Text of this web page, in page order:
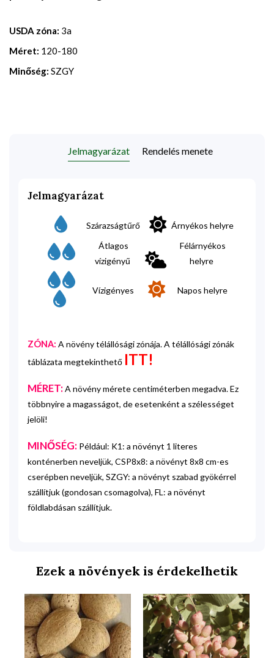
USDA zóna: 3a
Méret: 120-180
Minőség: SZGY
Jelmagyarázat Rendelés menete
Jelmagyarázat
Szárazságtűrő
Árnyékos helyre
Átlagos
vízigényű
Félárnyékos
helyre
Vízigényes Napos helyre
ZÓNA: A növény télállósági zónája. A télállósági zónák
táblázata megtekinthető ITT!
MÉRET:A növény mérete centiméterben megadva. Ez
többnyire a magasságot, de esetenként a szélességet
jelöli!
MINŐSÉG: Például: K1: a növényt 1 literes
konténerben neveljük, CSP8x8: a növényt 8x8 cm-es
cserépben neveljük, SZGY: a növényt szabad gyökérrel
szállítjuk (gondosan csomagolva), FL: a növényt
földlabdásan szállítjuk.
Ezek a növények is érdekelhetik